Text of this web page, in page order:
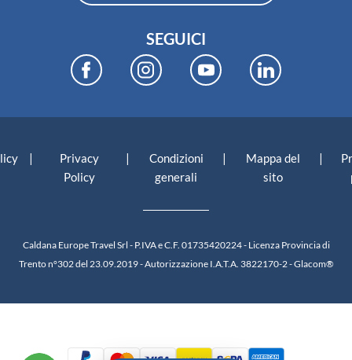
SEGUICI
|
Privacy
Policy
|
Condizioni
generali
|
Mappa del
sito
|
Caldana Europe Travel Srl - P.IVA e C.F. 01735420224 - Licenza Provincia di
Trento n°302 del 23.09.2019 - Autorizzazione I.A.T.A. 3822170-2 -Glacom®